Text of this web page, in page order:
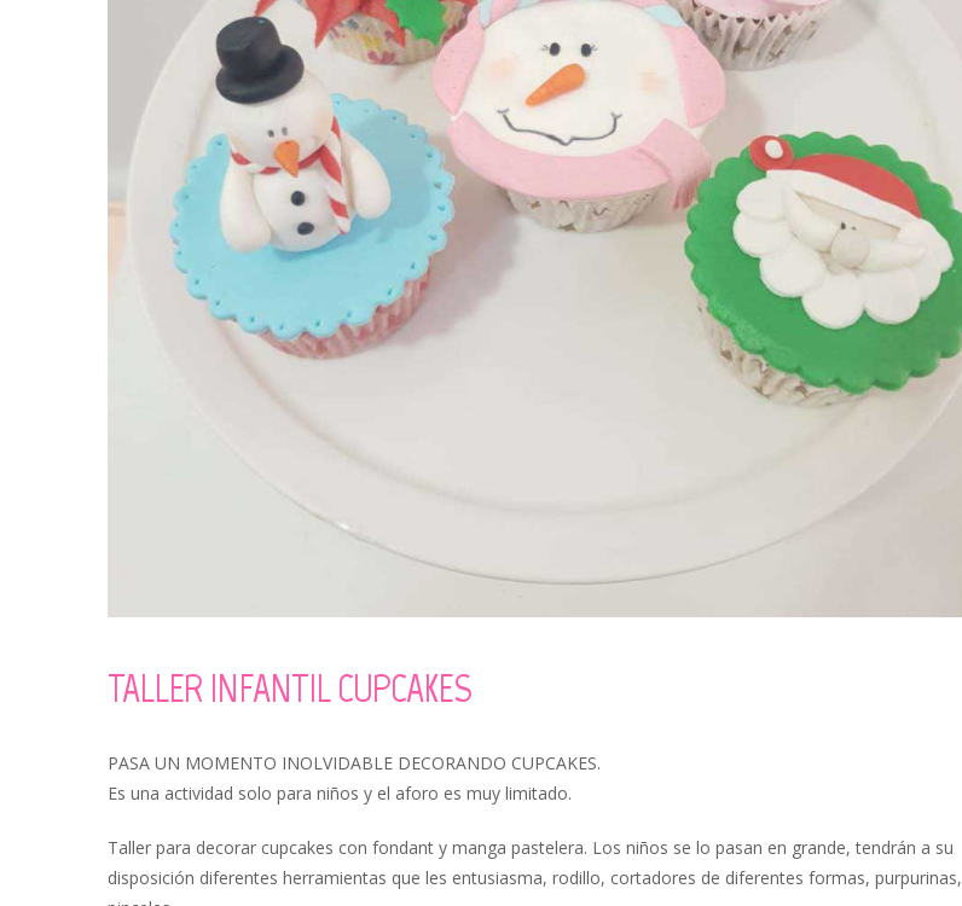
TALLER INFANTIL CUPCAKES
PASA UN MOMENTO INOLVIDABLE DECORANDO CUPCAKES.
Es una actividad solo para niños y el aforo es muy limitado.
Taller para decorar cupcakes con fondant y manga pastelera. Los niños se lo pasan en grande, tendrán a su
disposición diferentes herramientas que les entusiasma, rodillo, cortadores de diferentes formas, purpurinas,